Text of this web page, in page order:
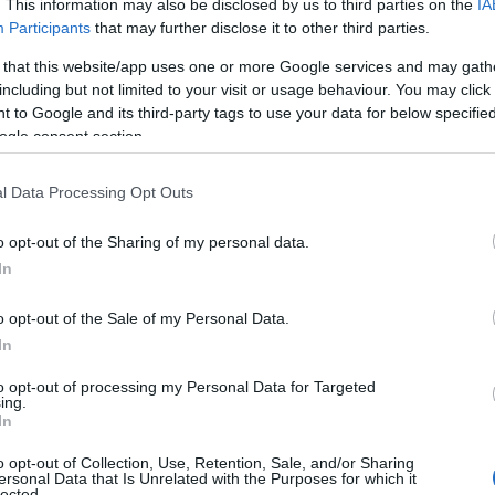
This information may also be disclosed by us to third parties on the
Participants that may further disclose it to other third parties.
this website/app uses one or more Google services and may
but not limited to your visit or usage behaviour. You may
to Google and its third-party tags to use your data for below
consent section.
Data Processing Opt Outs
opt-out of the Sharing of my personal data.
opt-out of the Sale of my Personal Data.
opt-out of processing my Personal Data for Targeted
opt-out of Collection, Use, Retention, Sale, and/or Sharing
Data that Is Unrelated with the Purposes for which it
σκάμμα στη διασταύρωση των οδών
εκφράζοντας προβληματισμούς για την
ανοίχθηκε από συνεργείο του φυσικού
διάρκεια της σχετικής άδειας και το
τα μέτρα ασφαλείας που εφαρμόζονται
στο κατά πόσο υπάρχει επαρκής